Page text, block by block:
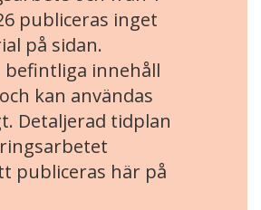
publiceras inget
på sidan.
innehåll
kan användas
Detaljerad tidplan
publiceras här på